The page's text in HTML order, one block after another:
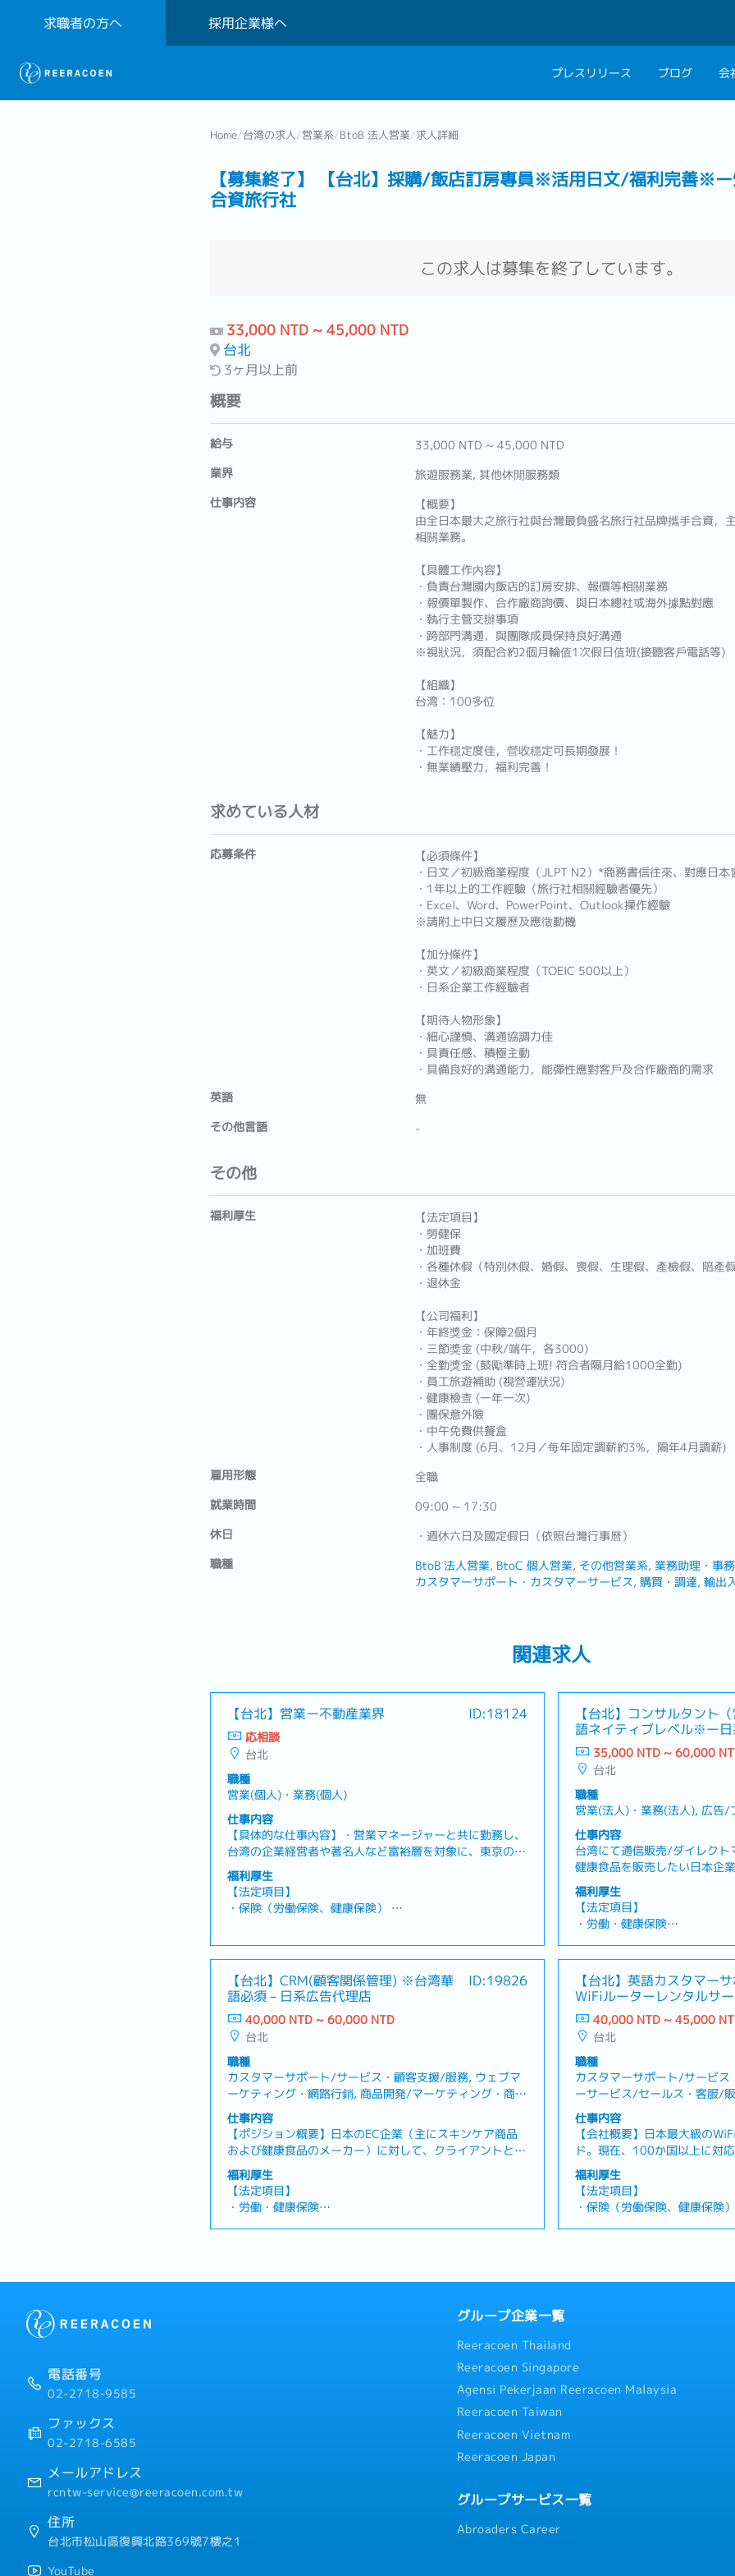
求職者の方へ 採用企業様へ
プレスリリース ブログ 会
Home/台湾の求人/営業系/BtoB 法人営業/求人詳細
【募集終了】 【台北】採購/飯店訂房專員※活用日文/福利完善※
合資旅行社
この求人は募集を終了しています。
33,000 NTD ~ 45,000 NTD
台北
3ヶ月以上前
概要
給与
33,000 NTD ~ 45,000 NTD
業界
旅遊服務業, 其他休閒服務類
仕事内容
【概要】
由全日本最大之旅行社與台灣最負盛名旅行社品牌攜手合資，
相關業務。
【具體工作內容】
・負責台灣國內飯店的訂房安排、報價等相關業務
・報價單製作、合作廠商詢價、與日本總社或海外據點對應
・執行主管交辦事項
・跨部門溝通，與團隊成員保持良好溝通
※視狀況，須配合約2個月輪值1次假日值班(接聽客戶電話等)
【組織】
台湾：100多位
【魅力】
・工作穩定度佳，營收穩定可長期發展！
・無業績壓力，福利完善！
求めている人材
応募条件
【必須條件】
・日文／初級商業程度（JLPT N2）*商務書信往來、對應日本
・1年以上的工作經驗（旅行社相關經驗者優先）
・Excel、Word、PowerPoint、Outlook操作經驗
※請附上中日文履歷及應徵動機
【加分條件】
・英文／初級商業程度（TOEIC 500以上）
・日系企業工作經驗者
【期待人物形象】
・細心謹慎、溝通協調力佳
・具責任感、積極主動
・具備良好的溝通能力，能彈性應對客戶及合作廠商的需求
英語
無
その他言語
-
その他
福利厚生
【法定項目】
・勞健保
・加班費
・各種休假（特別休假、婚假、喪假、生理假、產檢假、陪產
・退休金
【公司福利】
・年終獎金：保障2個月
・三節獎金 (中秋/端午，各3000)
・全勤獎金 (鼓勵準時上班! 符合者隔月給1000全勤)
・員工旅遊補助 (視營運狀況)
・健康檢查 (一年一次)
・團保意外險
・中午免費供餐盒
・人事制度 (6月、12月／每年固定調薪約3%，隔年4月調薪)
雇用形態
全職
就業時間
09:00 ~ 17:30
休日
・週休六日及國定假日（依照台灣行事曆）
職種
BtoB 法人営業 BtoC 個人営業 その他営業系 業務助理・事
カスタマーサポート・カスタマーサービス 購買・調達 輸出
関連求人
【台北】営業ー不動産業界 ID:18124
応相談
台北
職種
営業(個人)・業務(個人)
仕事内容
【具体的な仕事內容】・営業マネージャーと共に勤務し、
台湾の企業経営者や著名人など富裕層を対象に、東京の主
要エリアにあるオフィスビル（数億〜数十億円規模）の売
買仲介業務に従事。個人の売上目標はなく、チームでの協
力を重視。・提案資料の翻訳を担当し、既存顧客への定期
連絡や問い合わせ対応を通じて営業サポートを提供・投資
裕層向け営業活動に特化した、独り立ちできる営業担当者
察をサポート※1日あたり2〜4回の営業訪問に同行し、顧
客への資産管理や資産価値向上のアドバイスを提供（建物
再建、耐震評価、リノベーション等を含む）※業務範囲は
台湾全域だが、現在は主に台北を中心に活動【組織】営業
福利厚生
【法定項目】
・保険（労働保険、健康保険）
・各休暇（有給休暇、慶弔休暇、生理休暇、産前産後休
暇、妊娠検査休暇、出産の付き添い休暇、育児休暇）
・退職金
【会社独自の福利厚生】
・賞与：月給の4～6ヶ月（年2回の支給）
※上記月給に、交通費／食費／通信費含む。
【台北】コンサルタント
語ネイティブレベル※ー
援会社35,000 NTD ~ 60,000
台北
職種
営業(法人)・業務(法人), 広告
仕事内容
台湾にて通信販売/ダイレクト
健康食品を販売したい日本企
拡大のための企画提案、折衝
客対応を担当。担当はOPD（
web/インターネット・平面
ア/媒体毎に分かれ、担当毎
めていく。基本的には、日本
などへ同行し、通訳翻訳など
福利厚生
【法定項目】
・労働・健康保険
・各種休暇（特別休暇、結婚
妊娠検診休暇、配偶者出産休
・退職金
【会社独自の福利厚生】
・賞与：年2回（平均0.5～
社業績により変動）
・人事評価による昇給制度（
・柔軟な在宅勤務制度（入社
・入社日より特別休暇3日付与
・バースデー休暇（勤続1年
以内に取得可能）
・結婚記念日休暇
・夏季休暇2日（新入社員の
を終了していることが条件）
・新人研修、Skill Map育成制
【台北】CRM(顧客関係管理) ※台湾華
語必須－日系広告代理店
ID:19826
40,000 NTD ~ 60,000 NTD
台北
職種
カスタマーサポート/サービス・顧客支援/服務, ウェブマ
ーケティング・網路行銷, 商品開発/マーケティング・商品
開發/行銷, 広告/プロモーション・廣告/宣傳
仕事内容
【ポジション概要】日本のEC企業（主にスキンケア商品
および健康食品のメーカー）に対して、クライアントとの
コミュニケーションを図り、既存顧客のリピート購入を促
す仕組みを構築し、LTV（Life Time Value／顧客生涯価
値）の向上を目指すマーケティング戦略および施策の企
画・実行を行います。また、台湾市場のトレンドやクライ
アント企業の変化を常に観察し、長期的な視点で課題分析
ピート促進に関するマーケティング提案を実施・クライア
ータを分析し、改善策を提案・DM、メール、電話などを
テム処理会社、カスタマーサポートセンターなどと連携
福利厚生
【法定項目】
・労働・健康保険
・年2回の賞与支給（個人の評価および会社業績により変
・在宅勤務制度：週1日（入社半年後より利用可能）
・ライフスタイルの変化に応じた柔軟な勤務形態
・夏季休暇：2日（新入社員は6月末までに試用期間を通
5日
・社内図書館（書籍購入費は会社負担）
【台北】英語カスタマーサ
WiFiルーターレンタルサ
40,000 NTD ~ 45,000
台北
職種
カスタマーサポート/サービ
ーサービス/セールス・客服/
ーター/事務/受付・業務/內勤
仕事内容
【会社概要】日本最大級の
ド。現在、100か国以上に対
しており、台湾・日本・韓国
ッパなど幅広い地域でサービ
地の通信キャリアを利用し、
信サービスを提供していま
（英語）・メール、チャット
理・お客様からの依頼内容を
全体：16名
福利厚生
【法定項目】
・保険（労働保険、健康保険
元）
・人事評価制度（年2回）
電話番号
02-2718-9585
ファックス
02-2718-6585
メールアドレス
rcntw-service@reeracoen.com.tw
住所
台北市松山區復興北路369號7樓之1
YouTube
グループ企業一覧
Reeracoen Thailand
Reeracoen Singapore
Agensi Pekerjaan Reeracoen Malaysia
Reeracoen Taiwan
Reeracoen Vietnam
Reeracoen Japan
グループサービス一覧
Abroaders Career